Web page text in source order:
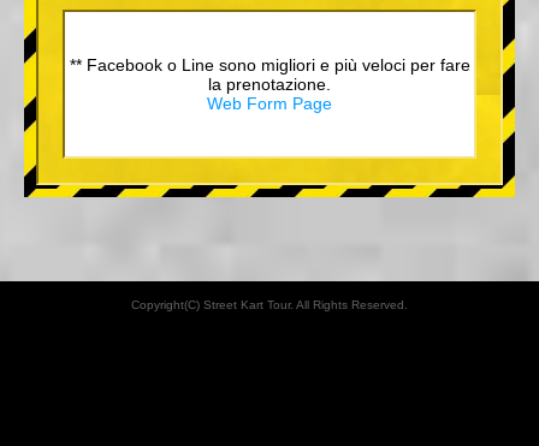
** Facebook o Line sono migliori e più veloci per fare
la prenotazione.
Web Form Page
Copyright(C) Street Kart Tour. All Rights Reserved.